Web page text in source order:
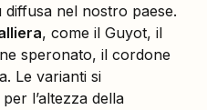
diffusa nel nostro paese.
, come il Guyot, il
speronato, il cordone
Le varianti si
l’altezza della